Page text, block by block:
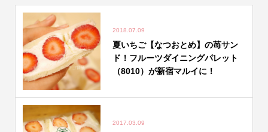
2018.07.09
夏いちご【なつおとめ】の苺サン
ド！フルーツダイニングパレット
（8010）が新宿マルイに！
2017.03.09